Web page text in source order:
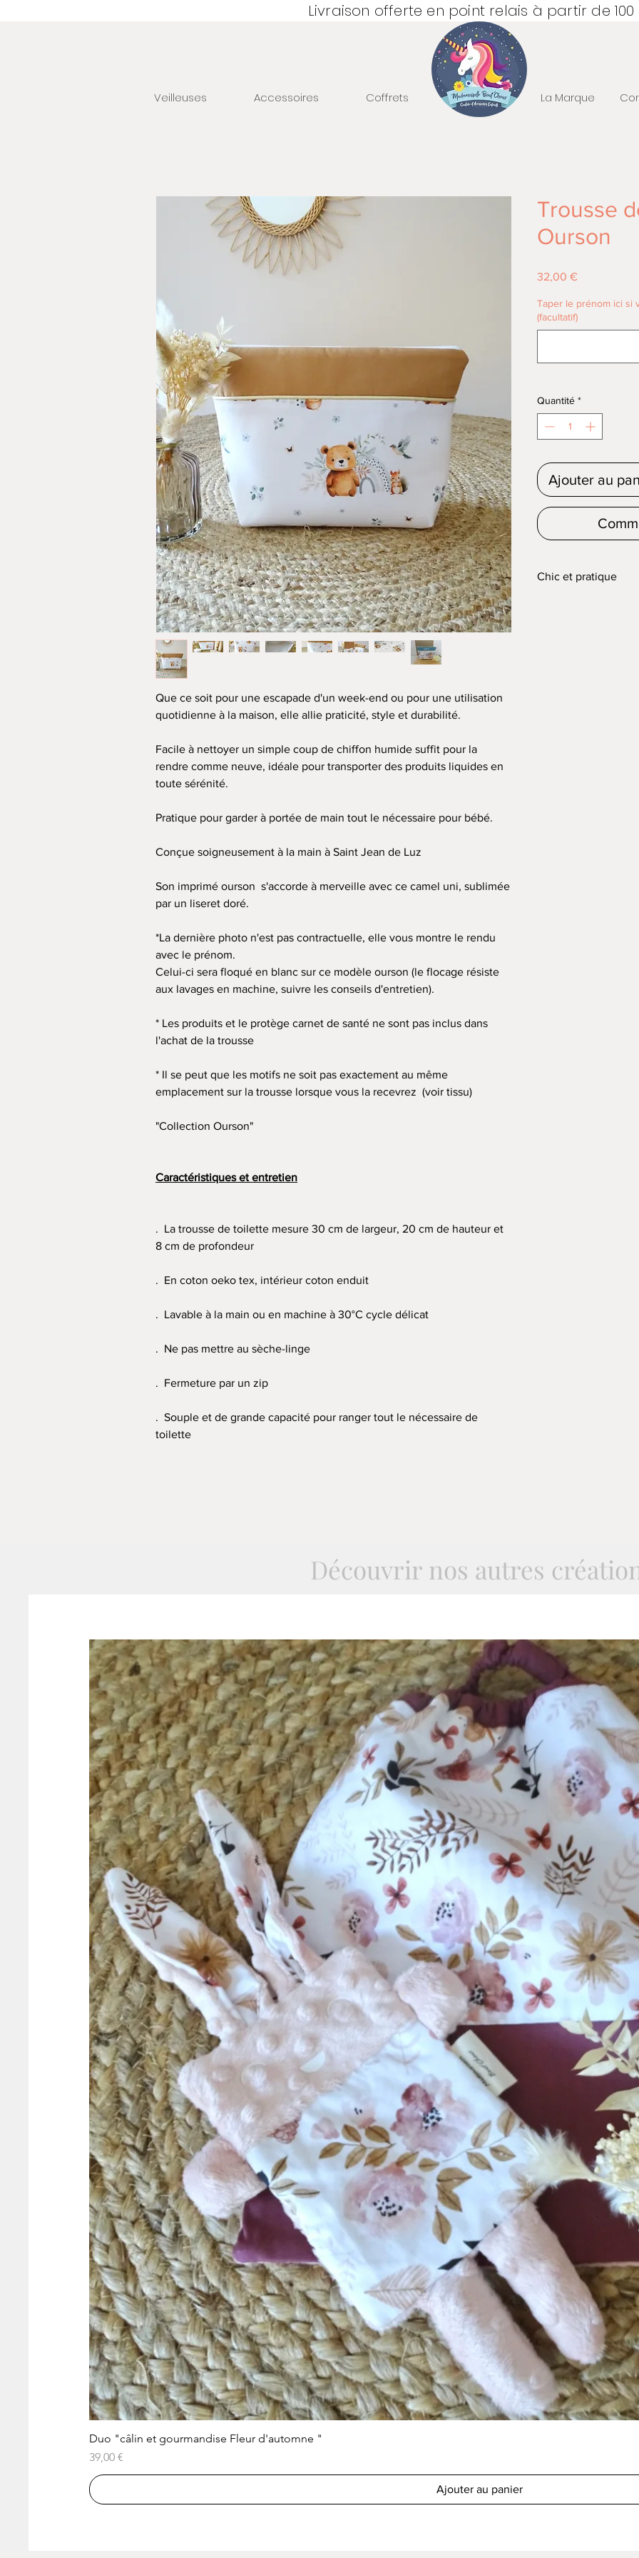
Livraison offerte en point relais à partir de
Veilleuses Accessoires Coffrets La Marque
Que ce soit pour une escapade d'un week-end ou pour une utilisation
quotidienne à la maison, elle allie praticité, style et durabilité.
Facile à nettoyer un simple coup de chiffon humide suffit pour la
rendre comme neuve, idéale pour transporter des produits liquides en
toute sérénité.
Pratique pour garder à portée de main tout le nécessaire pour bébé.
Conçue soigneusement à la main à Saint Jean de Luz
Son imprimé ourson s'accorde à merveille avec ce camel uni, sublimée
par un liseret doré.
*La dernière photo n'est pas contractuelle, elle vous montre le rendu
avec le prénom.
Celui-ci sera floqué en blanc sur ce modèle ourson (le flocage résiste
aux lavages en machine, suivre les conseils d'entretien).
* Les produits et le protège carnet de santé ne sont pas inclus dans
l'achat de la trousse
* Il se peut que les motifs ne soit pas exactement au même
emplacement sur la trousse lorsque vous la recevrez (voir tissu)
"Collection Ourson"
Caractéristiques et entretien
. La trousse de toilette mesure 30 cm de largeur, 20 cm de hauteur et
8 cm de profondeur
. En coton oeko tex, intérieur coton enduit
. Lavable à la main ou en machine à 30°C cycle délicat
. Ne pas mettre au sèche-linge
. Fermeture par un zip
. Souple et de grande capacité pour ranger tout le nécessaire de
toilette
Trousse
Ourson
32,00 €Prix
Taper le prénom ici si
(facultatif)
Quantité *
Ajouter au
Chic et pratique
Découvrir nos autres
Duo "câlin et gourmandise Fleur d'automne "
Prix
39,00 €
Ajouter au panier